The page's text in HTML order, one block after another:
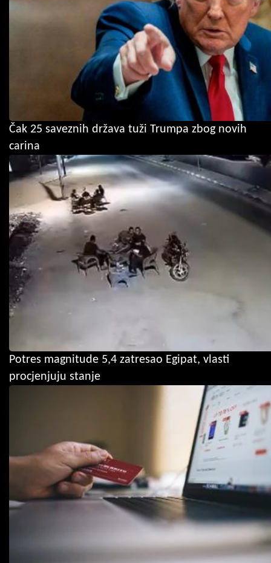
Čak 25 saveznih država tuži Trumpa zbog novih
carina
Potres magnitude 5,4 zatresao Egipat, vlasti
procjenjuju stanje